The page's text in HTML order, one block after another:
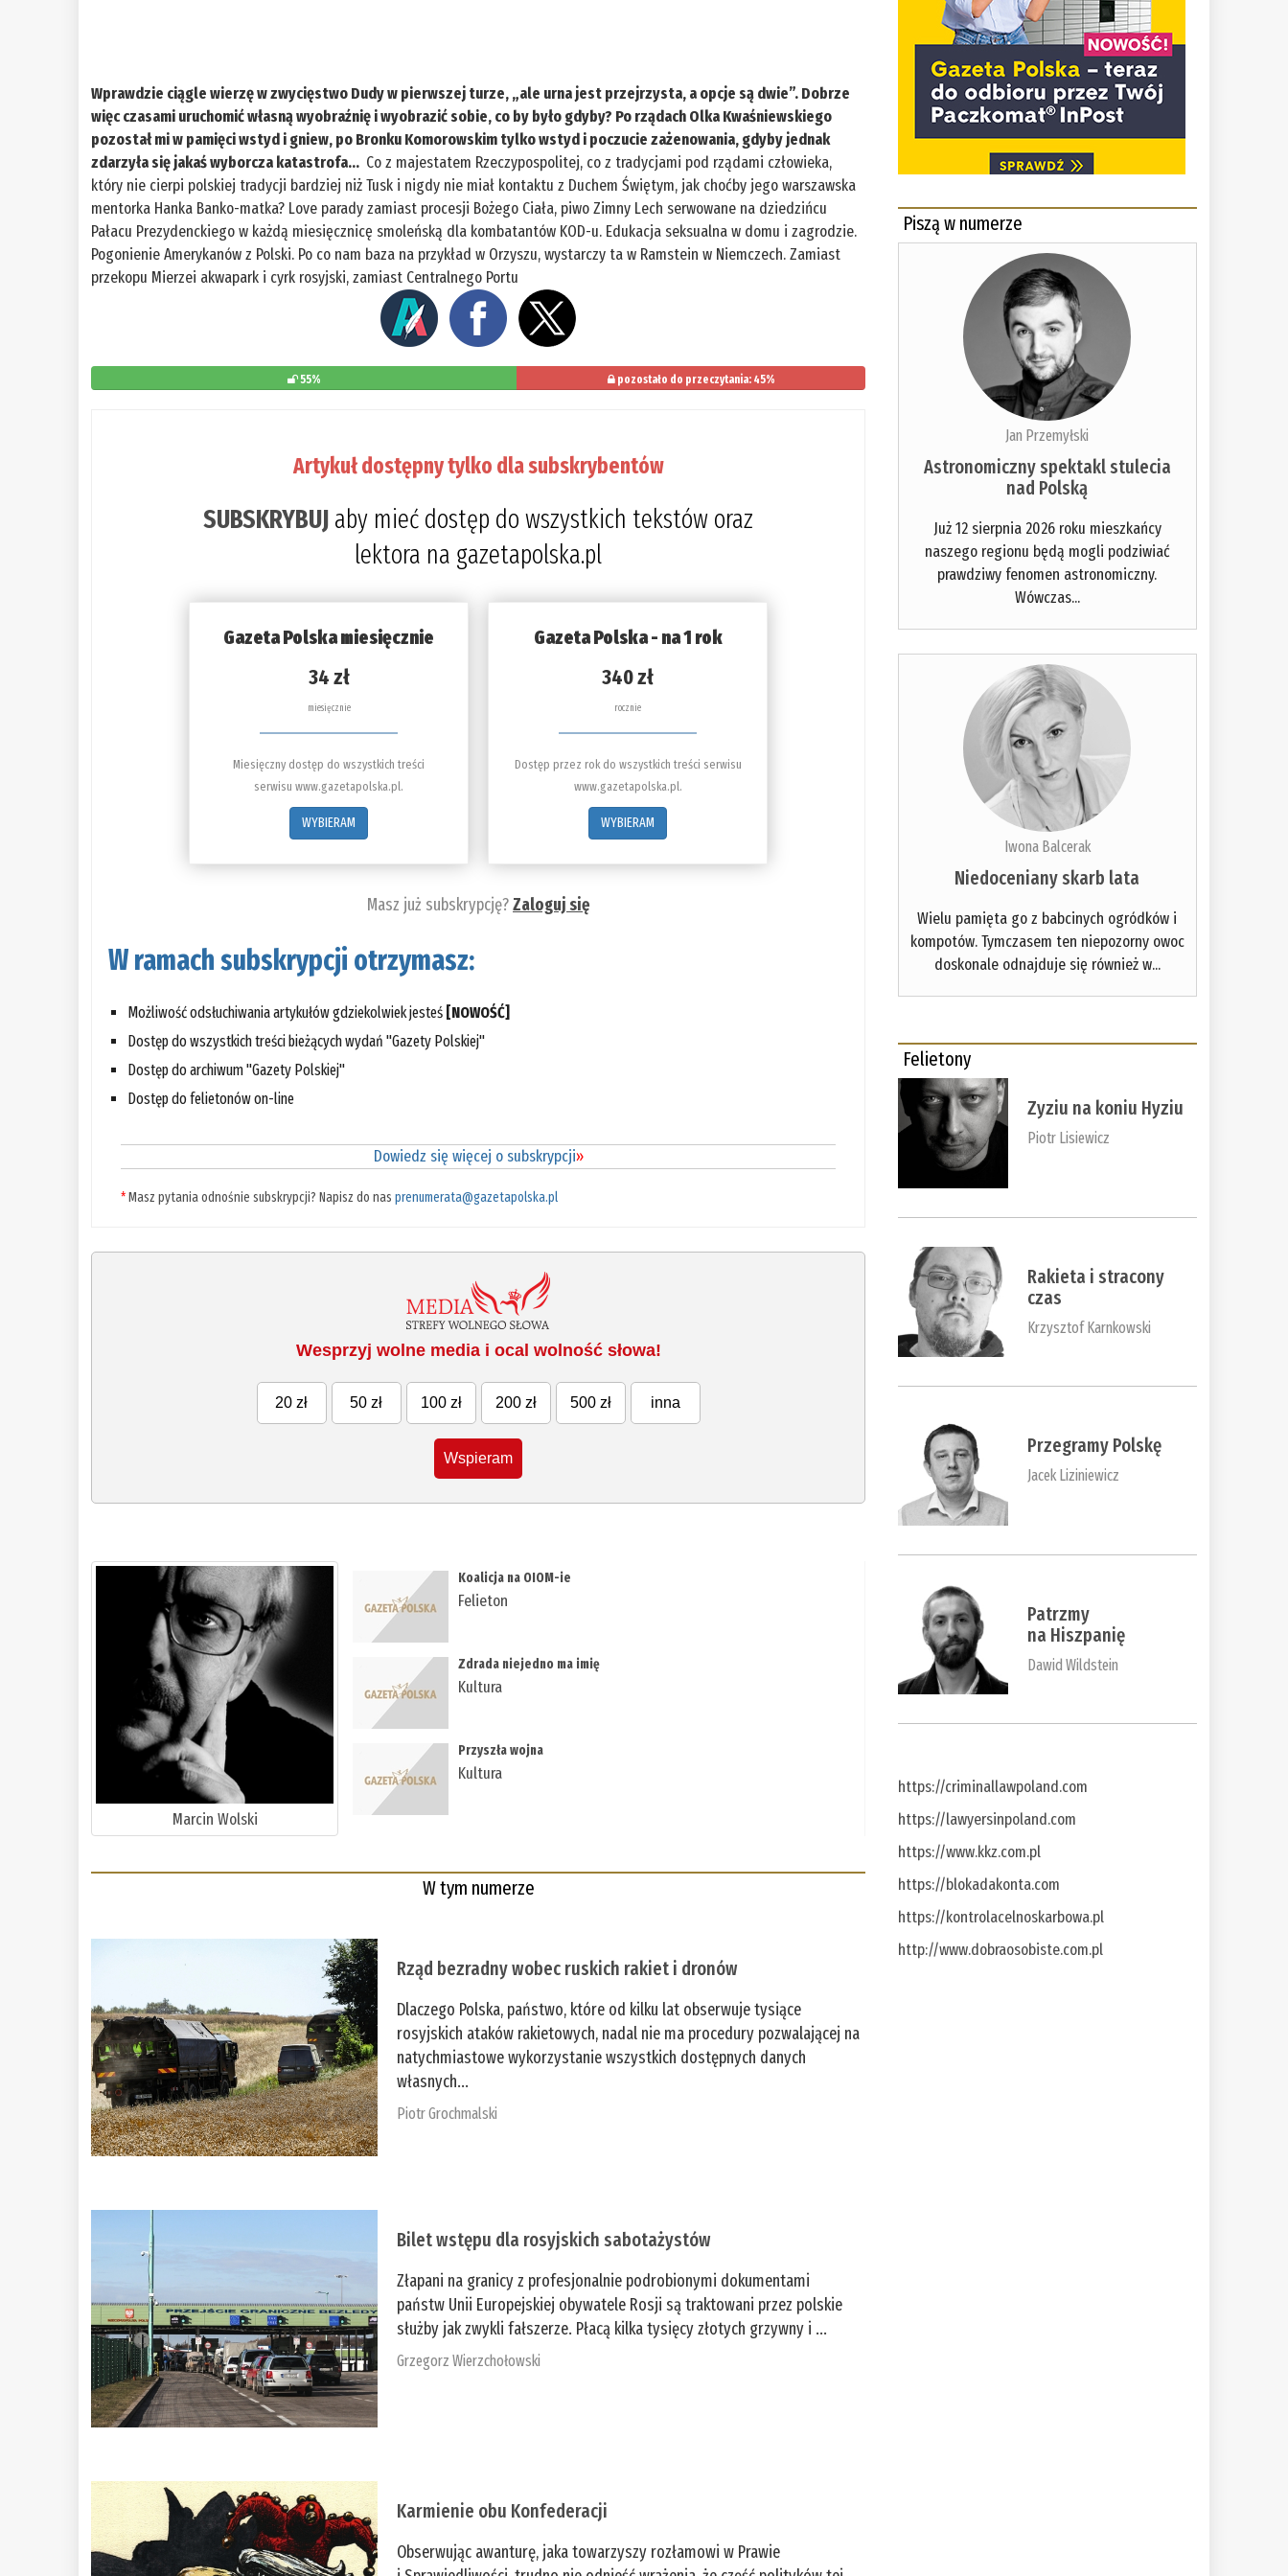
Wprawdzie ciągle wierzę w zwycięstwo Dudy w pierwszej turze, „ale urna jest przejrzysta, a opcje są dwie”. Dobrze
więc czasami uruchomić własną wyobraźnię i wyobrazić sobie, co by było gdyby? Po rządach Olka Kwaśniewskiego
pozostał mi w pamięci wstyd i gniew, po Bronku Komorowskim tylko wstyd i poczucie zażenowania, gdyby jednak
zdarzyła się jakaś wyborcza katastrofa… Co z majestatem Rzeczypospolitej, co z tradycjami pod rządami człowieka,
który nie cierpi polskiej tradycji bardziej niż Tusk i nigdy nie miał kontaktu z Duchem Świętym, jak choćby jego warszawska
mentorka Hanka Banko-matka? Love parady zamiast procesji Bożego Ciała, piwo Zimny Lech serwowane na dziedzińcu
Pałacu Prezydenckiego w każdą miesięcznicę smoleńską dla kombatantów KOD-u. Edukacja seksualna w domu i zagrodzie.
Pogonienie Amerykanów z Polski. Po co nam baza na przykład w Orzyszu, wystarczy ta w Ramstein w Niemczech. Zamiast
przekopu Mierzei akwapark i cyrk rosyjski, zamiast Centralnego Portu
55% pozostało do przeczytania: 45%
Artykuł dostępny tylko dla subskrybentów
SUBSKRYBUJ aby mieć dostęp do wszystkich tekstów oraz
lektora na gazetapolska.pl
Gazeta Polska miesięcznie
34 zł
miesięcznie
Miesięczny dostęp do wszystkich treści
serwisu www.gazetapolska.pl.
WYBIERAM
Gazeta Polska - na 1 rok
340 zł
rocznie
Dostęp przez rok do wszystkich treści serwisu
www.gazetapolska.pl.
WYBIERAM
Masz już subskrypcję?Zaloguj się
W ramach subskrypcji otrzymasz:
Możliwość odsłuchiwania artykułów gdziekolwiek jesteś [NOWOŚĆ]
Dostęp do wszystkich treści bieżących wydań "Gazety Polskiej"
Dostęp do archiwum "Gazety Polskiej"
Dostęp do felietonów on-line
Dowiedz się więcej o subskrypcji»
*Masz pytania odnośnie subskrypcji? Napisz do nasprenumerata@gazetapolska.pl
Wesprzyj wolne media i ocal wolność słowa!
20 zł 50 zł 100 zł 200 zł 500 zł inna
Wspieram
Marcin Wolski
Koalicja na OIOM-ie
Felieton
Zdrada niejedno ma imię
Kultura
Przyszła wojna
Kultura
W tym numerze
Rząd bezradny wobec ruskich rakiet i dronów
Dlaczego Polska, państwo, które od kilku lat obserwuje tysiące
rosyjskich ataków rakietowych, nadal nie ma procedury pozwalającej na
natychmiastowe wykorzystanie wszystkich dostępnych danych
własnych...
Piotr Grochmalski
Bilet wstępu dla rosyjskich sabotażystów
Złapani na granicy z profesjonalnie podrobionymi dokumentami
państw Unii Europejskiej obywatele Rosji są traktowani przez polskie
służby jak zwykli fałszerze. Płacą kilka tysięcy złotych grzywny i ...
Grzegorz Wierzchołowski
Karmienie obu Konfederacji
Obserwując awanturę, jaka towarzyszy rozłamowi w Prawie
Piszą w numerze
Jan Przemyłski
Astronomiczny spektakl stulecia
nad Polską
Już 12 sierpnia 2026 roku mieszkańcy
naszego regionu będą mogli podziwiać
prawdziwy fenomen astronomiczny.
Wówczas...
Iwona Balcerak
Niedoceniany skarb lata
Wielu pamięta go z babcinych ogródków i
kompotów. Tymczasem ten niepozorny owoc
doskonale odnajduje się również w...
Felietony
Zyziu na koniu Hyziu
Piotr Lisiewicz
Rakieta i stracony
czas
Krzysztof Karnkowski
Przegramy Polskę
Jacek Liziniewicz
Patrzmy
na Hiszpanię
Dawid Wildstein
https://criminallawpoland.com
https://lawyersinpoland.com
https://www.kkz.com.pl
https://blokadakonta.com
https://kontrolacelnoskarbowa.pl
http://www.dobraosobiste.com.pl